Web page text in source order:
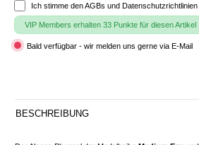
Ich stimme denAGBs und Datenschutzrichtlinien
VIP Members erhalten 33 Punkte für diesen Artikel
Bald verfügbar - wir melden uns gerne via E-Mail
BESCHREIBUNG